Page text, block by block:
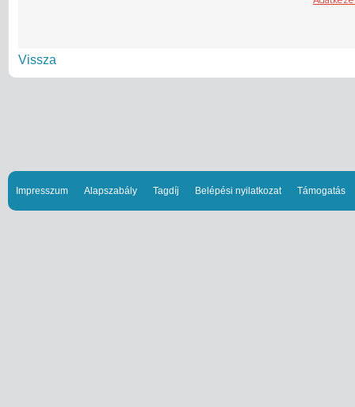
Vissza
Impresszum Alapszabály Tagdíj Belépési nyilatkozat Támogatás